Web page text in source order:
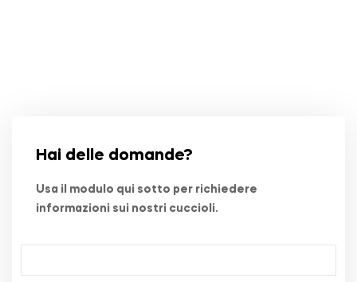
Hai delle domande?
Usa il modulo qui sotto per richiedere
informazioni sui nostri cuccioli.